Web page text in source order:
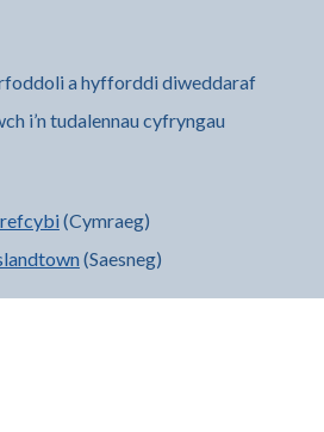
a hyfforddi diweddaraf
i’n tudalennau cyfryngau
(Cymraeg)
(Saesneg)